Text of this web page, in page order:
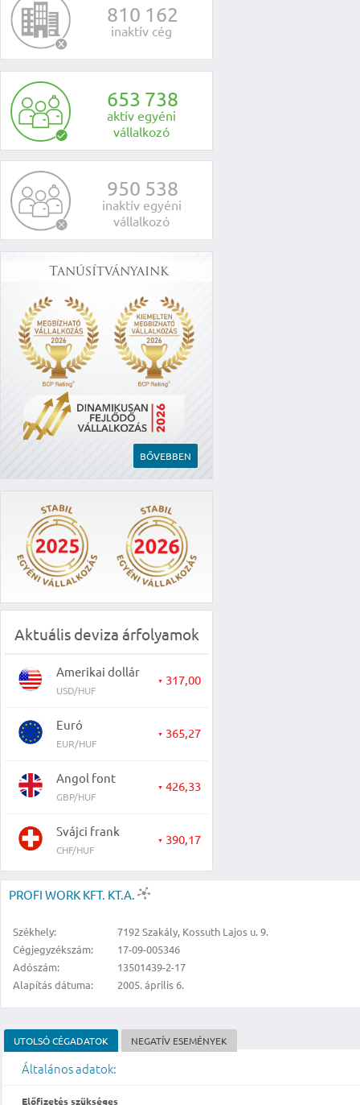
810 162
inaktív cég
653 738
aktív egyéni
vállalkozó
950 538
inaktív egyéni
vállalkozó
Tanúsítványaink
BŐVEBBEN
Aktuális deviza árfolyamok
Amerikai dollár
USD/HUF
▼ 317,00
Euró
EUR/HUF
▼ 365,27
Angol font
GBP/HUF
▼ 426,33
Svájci frank
CHF/HUF
▼ 390,17
PROFI WORK KFT. KT.A.
Székhely:
7192 Szakály, Kossuth Lajos u. 9.
Cégjegyzékszám:
17-09-005346
Adószám:
13501439-2-17
Alapítás dátuma:
2005. április 6.
UTOLSÓ CÉGADATOK NEGATÍV ESEMÉNYEK
Általános adatok:
Előfizetés szükséges